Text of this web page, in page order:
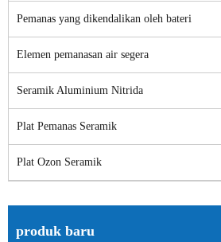
Pemanas yang dikendalikan oleh bateri
Elemen pemanasan air segera
Seramik Aluminium Nitrida
Plat Pemanas Seramik
Plat Ozon Seramik
produk baru